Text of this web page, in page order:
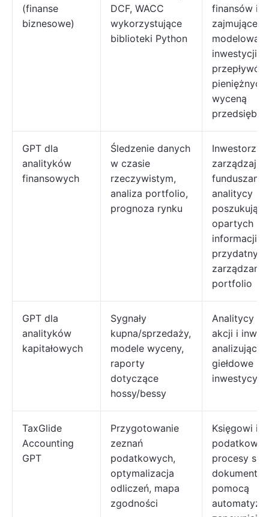
(finanse
biznesowe)
DCF, WACC
wykorzystujące
biblioteki Python
finansów i
zajmujące
inwestycji,
przepływów
pieniężnych
wyceną
GPT dla
analityków
finansowych
Śledzenie danych
w czasie
rzeczywistym,
analiza portfolio,
prognoza rynku
Inwestorzy,
funduszami i
analitycy
poszukujący
opartych
informacji
zarządzaniu
portfolio
GPT dla
analityków
kapitałowych
Sygnały
kupna/sprzedaży,
modele wyceny,
raporty
dotyczące
hossy/bessy
Analitycy
akcji i
analizujący
giełdowe i
TaxGlide
Accounting
GPT
Przygotowanie
zeznań
podatkowych,
optymalizacja
odliczeń, mapa
zgodności
Księgowi i
podatkowi
procesy
pomocą